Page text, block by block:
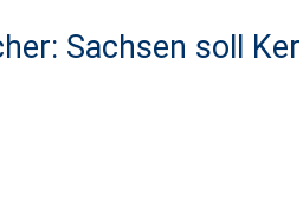
Sachsen soll